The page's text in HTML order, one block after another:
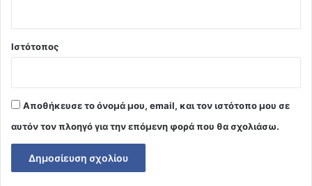
Ιστότοπος
Αποθήκευσε το όνομά μου, email, και τον ιστότοπο μου σε
αυτόν τον πλοηγό για την επόμενη φορά που θα σχολιάσω.